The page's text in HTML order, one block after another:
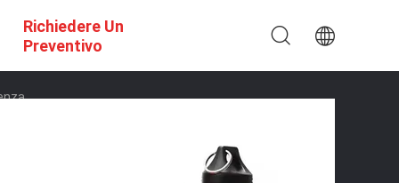
Richiedere Un
Preventivo